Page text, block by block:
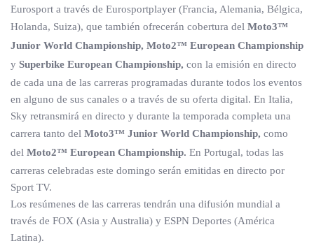
Eurosport a través de Eurosportplayer (Francia, Alemania, Bélgica,
Holanda, Suiza), que también ofrecerán cobertura del Moto3™
Junior World Championship, Moto2™ European Championship
y Superbike European Championship, con la emisión en directo
de cada una de las carreras programadas durante todos los eventos
en alguno de sus canales o a través de su oferta digital. En Italia,
Sky retransmirá en directo y durante la temporada completa una
carrera tanto del Moto3™ Junior World Championship, como
del Moto2™ European Championship. En Portugal, todas las
carreras celebradas este domingo serán emitidas en directo por
Sport TV.
Los resúmenes de las carreras tendrán una difusión mundial a
través de FOX (Asia y Australia) y ESPN Deportes (América
Latina).